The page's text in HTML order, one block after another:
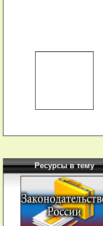
Ресурсы в тему